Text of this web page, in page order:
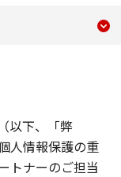
の取り扱いについ
以下、「弊
人情報保護の重
トナーのご担当